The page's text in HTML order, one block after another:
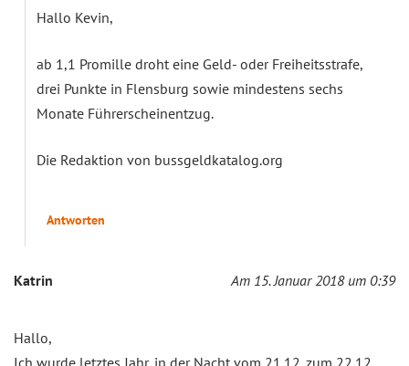
Hallo Kevin,
ab 1,1 Promille droht eine Geld- oder Freiheitsstrafe,
drei Punkte in Flensburg sowie mindestens sechs
Monate Führerscheinentzug.
Die Redaktion von bussgeldkatalog.org
Antworten
Katrin Am 15. Januar 2018 um 0:39
Hallo,
Ich wurde letztes Jahr, in der Nacht vom 21.12. zum 22.12.